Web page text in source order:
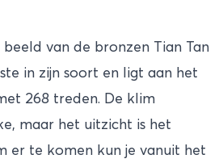
van de bronzen Tian Tan
in zijn soort en ligt aan het
268 treden. De klim
maar het uitzicht is het
er te komen kun je vanuit het